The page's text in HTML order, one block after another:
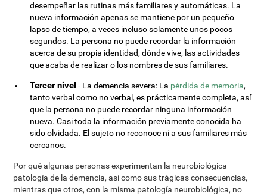
desempeñar las rutinas más familiares y automáticas. La
nueva información apenas se mantiene por un pequeño
lapso de tiempo, a veces incluso solamente unos pocos
segundos. La persona no puede recordar la información
acerca de su propia identidad, dónde vive, las actividades
que acaba de realizar o los nombres de sus familiares.
Tercer nivel - La demencia severa: La pérdida de memoria,
tanto verbal como no verbal, es prácticamente completa, así
que la persona no puede recordar ninguna información
nueva. Casi toda la información previamente conocida ha
sido olvidada. El sujeto no reconoce ni a sus familiares más
cercanos.
Por qué algunas personas experimentan la neurobiológica
patología de la demencia, así como sus trágicas consecuencias,
mientras que otros, con la misma patología neurobiológica, no